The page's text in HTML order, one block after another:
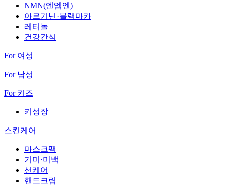
NMN(엔엠엔)
아르기닌·블랙마카
레티놀
건강간식
For 여성
For 남성
For 키즈
키성장
스킨케어
마스크팩
기미·미백
선케어
핸드크림